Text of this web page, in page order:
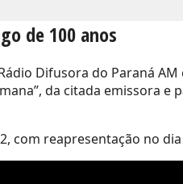
de 100 anos
Difusora do Paraná
da citada emissora e
com reapresentação no